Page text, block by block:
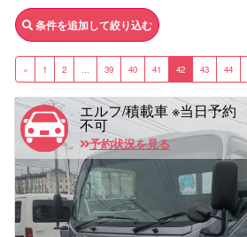
« 1 2 ... 39 40 41 42 43 44
条件を追加して絞り込む
エルフ/積載車 ※当日予約
不可
予約状況を見る